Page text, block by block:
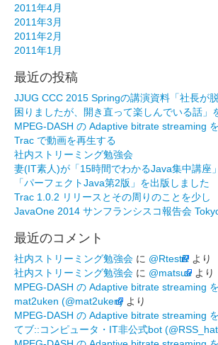
2011年4月
2011年3月
2011年2月
2011年1月
最近の投稿
JJUG CCC 2015 Springの講演資料「社長が
困りましたが、開き直って楽しんでいる話」
MPEG-DASH の Adaptive bitrate streaming
Trac で動画を再生する
社内ストリーミング勉強会
妻(IT素人)が「15時間でわかるJava集中講座
「パーフェクトJava第2版」を出版しました
Trac 1.0.2 リリースとその周りのことを少し
JavaOne 2014 サンフランシスコ報告会
最近のコメント
社内ストリーミング勉強会 に @RtestR より
社内ストリーミング勉強会 に @matsuu より
MPEG-DASH の Adaptive bitrate streaming
mat2uken (@mat2uken) より
MPEG-DASH の Adaptive bitrate streaming
てブ::コンピュータ・IT非公式bot